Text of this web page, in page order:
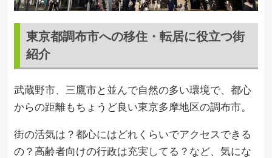
東京都調布市への移住・転居に役立つ街
紹介
武蔵野市、三鷹市と並んで自然の多い環境で、都心
からの距離もちょうど良い東京多摩地区の調布市。
街の活気は？都心にはどれくらいでアクセスできる
の？高齢者向けの行政は充実してる？など、気にな